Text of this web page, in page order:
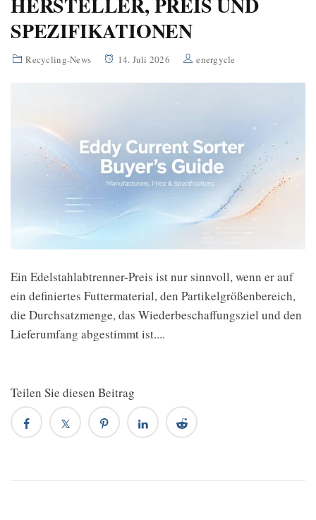
SPEZIFIKATIONEN
Recycling-News 14. Juli 2026 energycle
Ein Edelstahlabtrenner-Preis ist nur sinnvoll, wenn er auf
ein definiertes Futtermaterial, den Partikelgrößenbereich,
die Durchsatzmenge, das Wiederbeschaffungsziel und den
Lieferumfang abgestimmt ist....
Teilen Sie diesen Beitrag